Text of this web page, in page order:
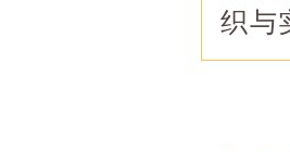
织与